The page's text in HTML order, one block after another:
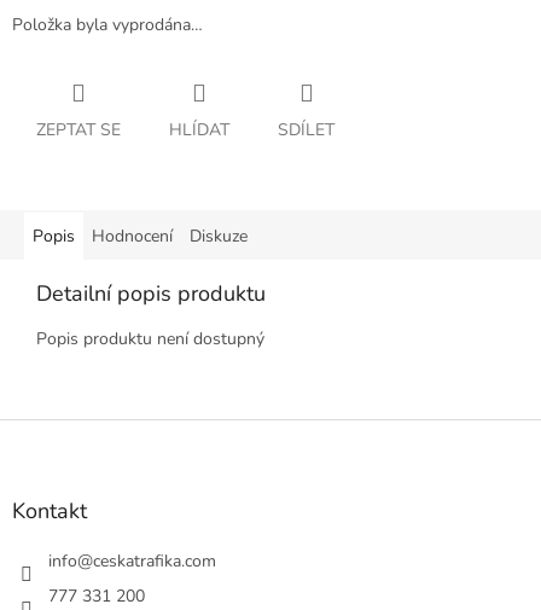
Položka byla vyprodána…
ZEPTAT SE HLÍDAT SDÍLET
Popis Hodnocení Diskuze
Detailní popis produktu
Popis produktu není dostupný
Z
Kontakt
info@ceskatrafika.com
777 331 200